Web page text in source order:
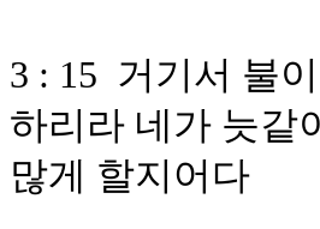
3 : 15 거기서 불
하리라 네가 늣같
많게 할지어다